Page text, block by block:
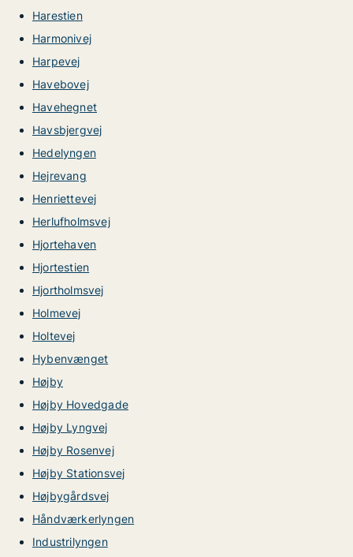
Harestien
Harmonivej
Harpevej
Havebovej
Havehegnet
Havsbjergvej
Hedelyngen
Hejrevang
Henriettevej
Herlufholmsvej
Hjortehaven
Hjortestien
Hjortholmsvej
Holmevej
Holtevej
Hybenvænget
Højby
Højby Hovedgade
Højby Lyngvej
Højby Rosenvej
Højby Stationsvej
Højbygårdsvej
Håndværkerlyngen
Industrilyngen